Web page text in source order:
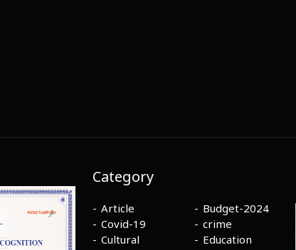
Category
Article
Budget-2024
Covid-19
crime
Cultural
Education